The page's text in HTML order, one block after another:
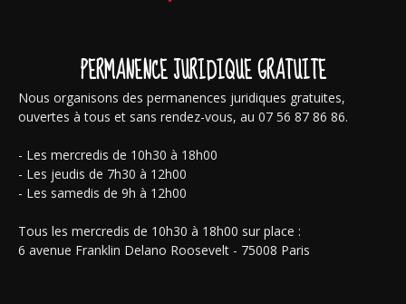
PERMANENCE JURIDIQUE GRATUITE
Nous organisons des permanences juridiques gratuites,
ouvertes à tous et sans rendez-vous, au 07 56 87 86 86.
- Les mercredis de 10h30 à 18h00
- Les jeudis de 7h30 à 12h00
- Les samedis de 9h à 12h00
Tous les mercredis de 10h30 à 18h00 sur place :
6 avenue Franklin Delano Roosevelt - 75008 Paris